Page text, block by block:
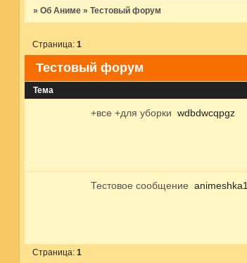
» Об Аниме » Тестовый форум
Тестовый форум
Страница: 1
Тема
+все +для уборки wdbdwcqpgz
Тестовое сообщение animeshka1
Страница: 1